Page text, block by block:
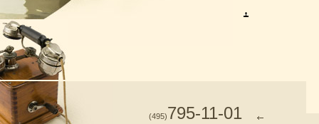
(495)795-11-01